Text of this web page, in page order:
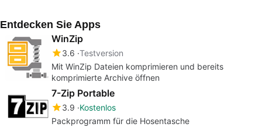
Entdecken Sie Apps
WinZip
3.6 Testversion
Mit WinZip Dateien komprimieren und bereits
komprimierte Archive öffnen
7-Zip Portable
3.9 Kostenlos
Packprogramm für die Hosentasche